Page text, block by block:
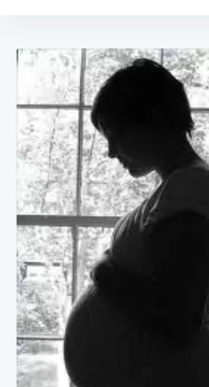
Navegación
entradas